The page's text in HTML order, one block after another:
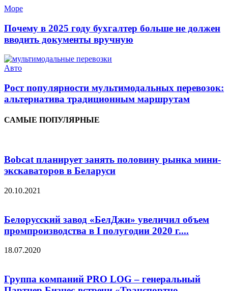
Море
Почему в 2025 году бухгалтер больше не должен
вводить документы вручную
Авто
Рост популярности мультимодальных перевозок:
альтернатива традиционным маршрутам
САМЫЕ ПОПУЛЯРНЫЕ
Bobcat планирует занять половину рынка мини-
экскаваторов в Беларуси
20.10.2021
Белорусский завод «БелДжи» увеличил объем
промпроизводства в I полугодии 2020 г....
18.07.2020
Группа компаний PRO LOG – генеральный